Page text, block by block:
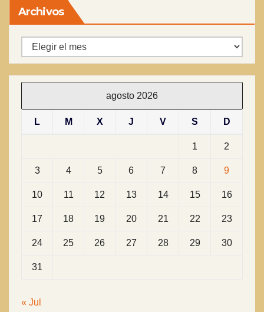
Archivos
Archivos
agosto 2026
L M X J V S D
1 2
3 4 5 6 7 8 9
10 11 12 13 14 15 16
17 18 19 20 21 22 23
24 25 26 27 28 29 30
31
« Jul